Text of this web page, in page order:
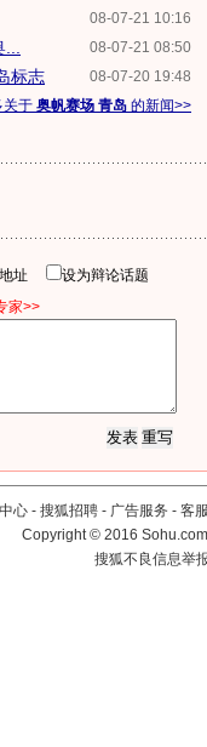
08-07-21 10:16
08-07-21 08:50
08-07-20 19:48
标志
关于 奥帆赛场 青岛 的新闻>>
地址
设为辩论话题
家>>
心 - 搜狐招聘 - 广告服务 - 客
Copyright©2016
搜狐不良信息举